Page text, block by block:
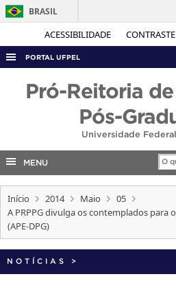
ACESSIBILIDADE CONTRASTE
BRASIL
PORTAL UFPEL
CONCURSOS
EDITAIS
INTERNACIONAL
Pró-Reitoria
Pós-
Universidade
MENU
Início 2014 Maio
05
A PRPPG divulga os contemplados para
(APE-DPG)
NOTÍCIAS >